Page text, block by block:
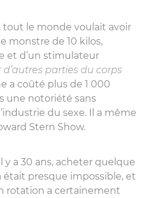
tout le monde voulait avoir
monstre de 10 kilos,
et d’un stimulateur
d’autres parties du corps
a coûté plus de 1 000
une notoriété sans
du sexe. Il a même
Stern Show.
y a 30 ans, acheter quelque
était presque impossible, et
rotation a certainement